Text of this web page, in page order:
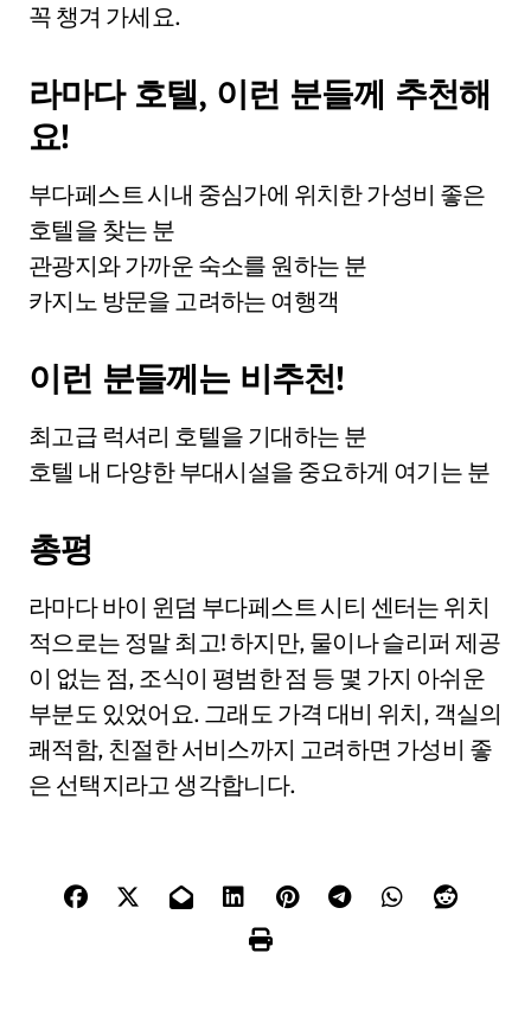
꼭 챙겨 가세요.
라마다 호텔, 이런 분들께 추천해
요!
부다페스트 시내 중심가에 위치한 가성비 좋은
호텔을 찾는 분
관광지와 가까운 숙소를 원하는 분
카지노 방문을 고려하는 여행객
이런 분들께는 비추천!
최고급 럭셔리 호텔을 기대하는 분
호텔 내 다양한 부대시설을 중요하게 여기는 분
총평
라마다 바이 윈덤 부다페스트 시티 센터는 위치
적으로는 정말 최고! 하지만, 물이나 슬리퍼 제공
이 없는 점, 조식이 평범한 점 등 몇 가지 아쉬운
부분도 있었어요. 그래도 가격 대비 위치, 객실의
쾌적함, 친절한 서비스까지 고려하면 가성비 좋
은 선택지라고 생각합니다.